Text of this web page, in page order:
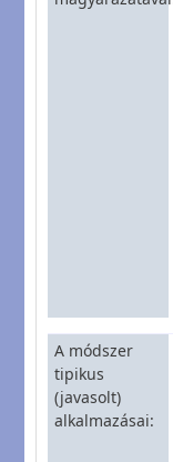
A módszer
tipikus
(javasolt)
alkalmazásai